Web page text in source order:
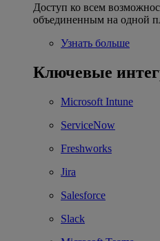
Доступ ко всем
объединенным на одной
Узнать больше
Ключевые
Microsoft Intune
ServiceNow
Freshworks
Jira
Salesforce
Slack